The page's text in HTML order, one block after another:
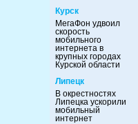
Курск
МегаФон удвоил
скорость
мобильного
интернета в
крупных городах
Курской области
Липецк
В окрестностях
Липецка ускорили
мобильный
интернет